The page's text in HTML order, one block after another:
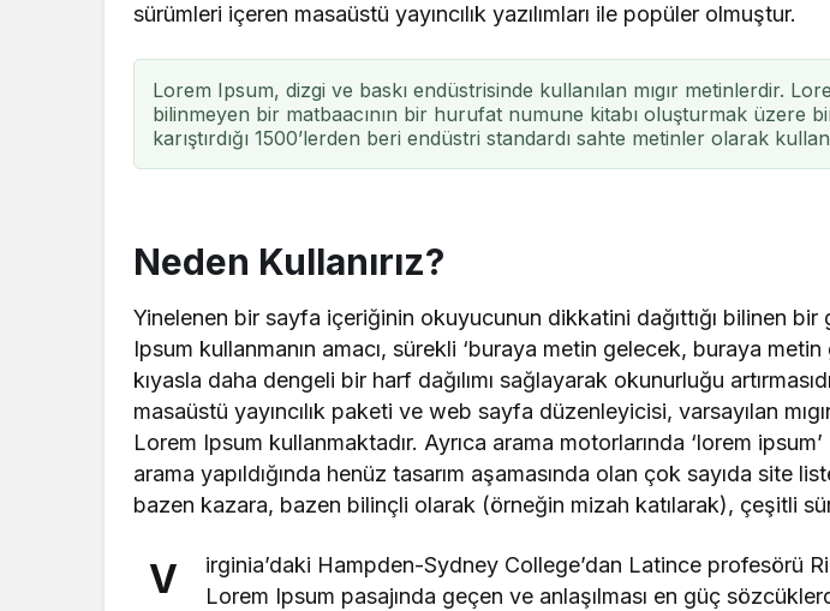
sürümleri içeren masaüstü yayıncılık yazılımları ile popüler olmuştur.
Lorem Ipsum, dizgi ve baskı endüstrisinde kullanılan mıgır metinlerdir.
bilinmeyen bir matbaacının bir hurufat numune kitabı oluşturmak üzere
karıştırdığı 1500’lerden beri endüstri standardı sahte metinler olarak
Neden Kullanırız?
Yinelenen bir sayfa içeriğinin okuyucunun dikkatini dağıttığı bilinen bir
Ipsum kullanmanın amacı, sürekli ‘buraya metin gelecek, buraya
kıyasla daha dengeli bir harf dağılımı sağlayarak okunurluğu
masaüstü yayıncılık paketi ve web sayfa düzenleyicisi, varsayılan
Lorem Ipsum kullanmaktadır. Ayrıca arama motorlarında ‘lorem
arama yapıldığında henüz tasarım aşamasında olan çok sayıda site
bazen kazara, bazen bilinçli olarak (örneğin mizah katılarak), çeşitli
V
irginia’daki Hampden-Sydney College’dan Latince profesörü
Lorem Ipsum pasajında geçen ve anlaşılması en güç